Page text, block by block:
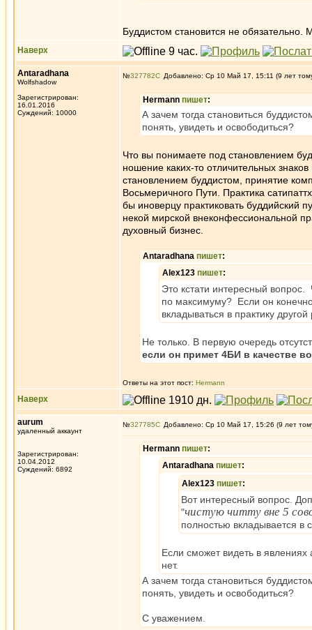
Буддистом становится не
Наверх
Antaradhana
Wolfshadow
Зарегистрирован:
16.01.2016
Суждений: 10000
№327782 Добавлено: Ср 10 Май 17, 15:11 (9 лет
Hermann пишет:
А зачем тогда становиться
понять, увидеть и освободиться?
Что вы понимаете под становлением
ношение каких-то отличительных
становлением буддистом, принятие
Восьмеричного Пути. Практика
бы иноверцу практиковать буддийский
некой мирской внеконфессиональной
духовный бизнес.
Antaradhana пишет:
Alex123 пишет:
Это кстати интересный вопрос.
по максимуму? Если он конечно
вкладываться в практику другой
Не только. В первую очередь
если он примет 4БИ в качестве
Ответы на этот пост: Hermann
Наверх
aurum
удаленный аккаунт
Зарегистрирован:
10.04.2012
Суждений: 6892
№327785 Добавлено: Ср 10 Май 17, 15:26 (9 лет
Hermann пишет:
Antaradhana пишет:
Alex123 пишет:
Вот интересный вопрос.
"чистую читту вне 5
полностью вкладывается в
Если сможет видеть в явлениях
нет.
А зачем тогда становиться
понять, увидеть и освободиться?
С уважением.